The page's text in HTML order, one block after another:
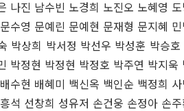
나진 남수빈 노경희 노진오 노혜영
수영 문예린 문예현 문재형 문지혜
박상희 박서정 박선우 박성훈 박승
박정현 박정현 박정호 박주연 박지
수현 배혜미 백신옥 백인순 백정희
석 선창희 성유저 손건웅 손정아 손